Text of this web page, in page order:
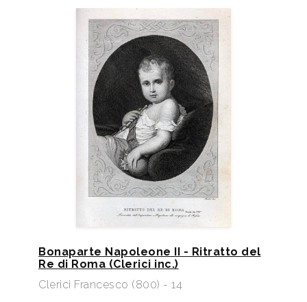
Bonaparte Napoleone II - Ritratto del
Re di Roma (Clerici inc.)
Clerici Francesco (800) - 14